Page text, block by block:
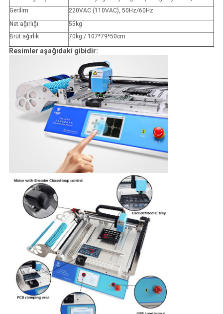
Gerilim
220VAC (110VAC), 50Hz/60Hz
Net ağırlığı
55kg
Brüt ağırlık
70kg / 107*79*50cm
Resimler aşağıdaki gibidir: